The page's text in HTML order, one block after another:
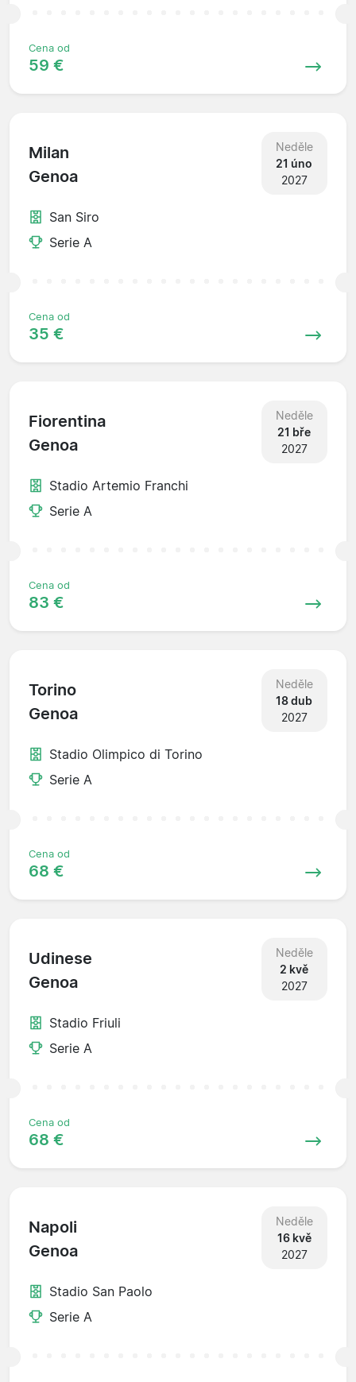
Cena od
59 €
Milan
Genoa
Neděle
21 úno
2027
San Siro
Serie A
Cena od
35 €
Fiorentina
Genoa
Neděle
21 bře
2027
Stadio Artemio Franchi
Serie A
Cena od
83 €
Torino
Genoa
Neděle
18 dub
2027
Stadio Olimpico di Torino
Serie A
Cena od
68 €
Udinese
Genoa
Neděle
2 kvě
2027
Stadio Friuli
Serie A
Cena od
68 €
Napoli
Genoa
Neděle
16 kvě
2027
Stadio San Paolo
Serie A